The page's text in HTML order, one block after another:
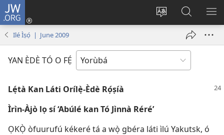
JW.ORG
Yí
pa
Wọlé
(opens
Wa
JW.ORG
Ilé Ìṣọ́ | June 2009
YAN ÈDÈ TÓ O FẸ́
Lẹ́tà Kan Láti Orílẹ̀-Èdè Rọ́ṣíà
Ìrìn-Àjò lọ sí ‘Abúlé kan Tó Jìnnà Réré’
ỌKỌ̀ òfuurufú kékeré tá a wọ̀ gbéra láti ìlú Yakutsk, ó